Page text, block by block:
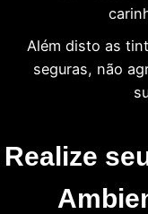
Além disto as
seguras, não
Realize